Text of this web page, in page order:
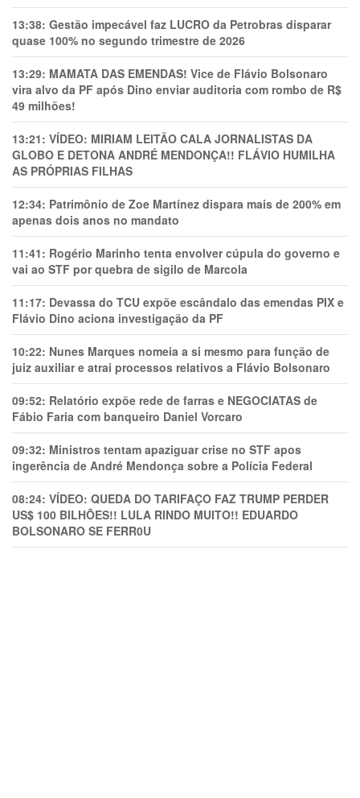
13:38: Gestão impecável faz LUCRO da Petrobras disparar
quase 100% no segundo trimestre de 2026
13:29: MAMATA DAS EMENDAS! Vice de Flávio Bolsonaro
vira alvo da PF após Dino enviar auditoria com rombo de R$
49 milhões!
13:21: VÍDEO: MIRIAM LEITÃO CALA JORNALISTAS DA
GLOBO E DETONA ANDRÉ MENDONÇA!! FLÁVIO HUMILHA
AS PRÓPRIAS FILHAS
12:34: Patrimônio de Zoe Martínez dispara mais de 200% em
apenas dois anos no mandato
11:41: Rogério Marinho tenta envolver cúpula do governo e
vai ao STF por quebra de sigilo de Marcola
11:17: Devassa do TCU expõe escândalo das emendas PIX e
Flávio Dino aciona investigação da PF
10:22: Nunes Marques nomeia a si mesmo para função de
juiz auxiliar e atrai processos relativos a Flávio Bolsonaro
09:52: Relatório expõe rede de farras e NEGOCIATAS de
Fábio Faria com banqueiro Daniel Vorcaro
09:32: Ministros tentam apaziguar crise no STF apos
ingerência de André Mendonça sobre a Polícia Federal
08:24: VÍDEO: QUEDA DO TARIFAÇO FAZ TRUMP PERDER
US$ 100 BILHÕES!! LULA RINDO MUITO!! EDUARDO
BOLSONARO SE FERR0U